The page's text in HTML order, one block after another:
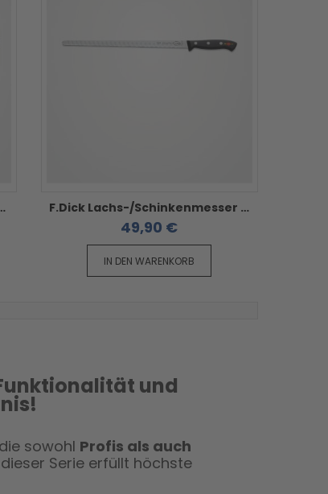
Superior - 18 cm F.Dick Lachs-/Schinkenmesser - 32 cm mit Kullenschliff
49,90 €
IN DEN WARENKORB
und
sowohl Profis als auch
Serie erfüllt höchste